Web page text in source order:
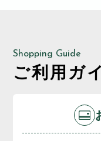
Shopping Guide
ご利用ガ